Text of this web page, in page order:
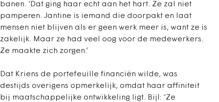
banen. ‘Dat ging haar echt aan het hart. Ze zal niet
pamperen. Jantine is iemand die doorpakt en laat
mensen niet blijven als er geen werk meer is, want ze is
zakelijk. Maar ze had veel oog voor de medewerkers.
Ze maakte zich zorgen.’
Dat Kriens de portefeuille financiën wilde, was
destijds overigens opmerkelijk, omdat haar affiniteit
bij maatschappelijke ontwikkeling ligt. Bijl: ‘Ze